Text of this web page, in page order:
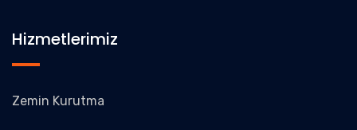
Hizmetlerimiz
Zemin Kurutma